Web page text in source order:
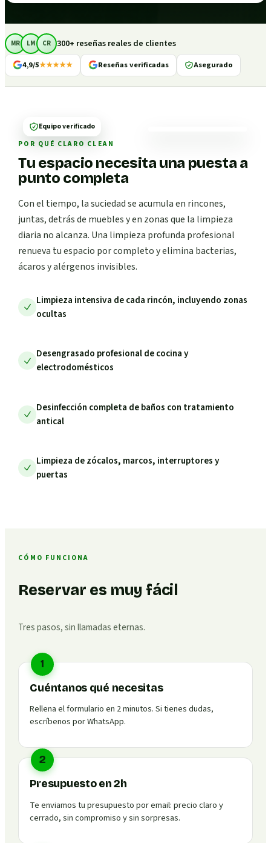
MR LM CR 300+ reseñas reales de clientes
4,9/5★★★★★ Reseñas verificadas Asegurado
POR QUÉ CLARO CLEAN
Tu espacio necesita una puesta a
punto completa
Con el tiempo, la suciedad se acumula en rincones,
juntas, detrás de muebles y en zonas que la limpieza
diaria no alcanza. Una limpieza profunda profesional
renueva tu espacio por completo y elimina bacterias,
ácaros y alérgenos invisibles.
Limpieza intensiva de cada rincón, incluyendo zonas
ocultas
Desengrasado profesional de cocina y
electrodomésticos
Desinfección completa de baños con tratamiento
antical
Limpieza de zócalos, marcos, interruptores y
puertas
Equipo verificado
CÓMO FUNCIONA
Reservar es muy fácil
Tres pasos, sin llamadas eternas.
1
Cuéntanos qué necesitas
Rellena el formulario en 2 minutos. Si tienes dudas,
escríbenos por WhatsApp.
2
Presupuesto en 2h
Te enviamos tu presupuesto por email: precio claro y
cerrado, sin compromiso y sin sorpresas.